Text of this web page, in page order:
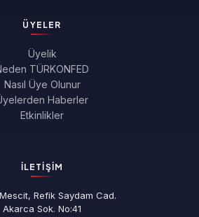
ÜYELER
Üyelik
TÜRKONFED
Nasıl Üye Olunur
Haberler
Etkinlikler
İLETIŞIM
Refik Saydam Cad.
Akarca Sok. No:41